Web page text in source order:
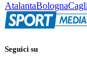
AtalantaBologna
Seguici su